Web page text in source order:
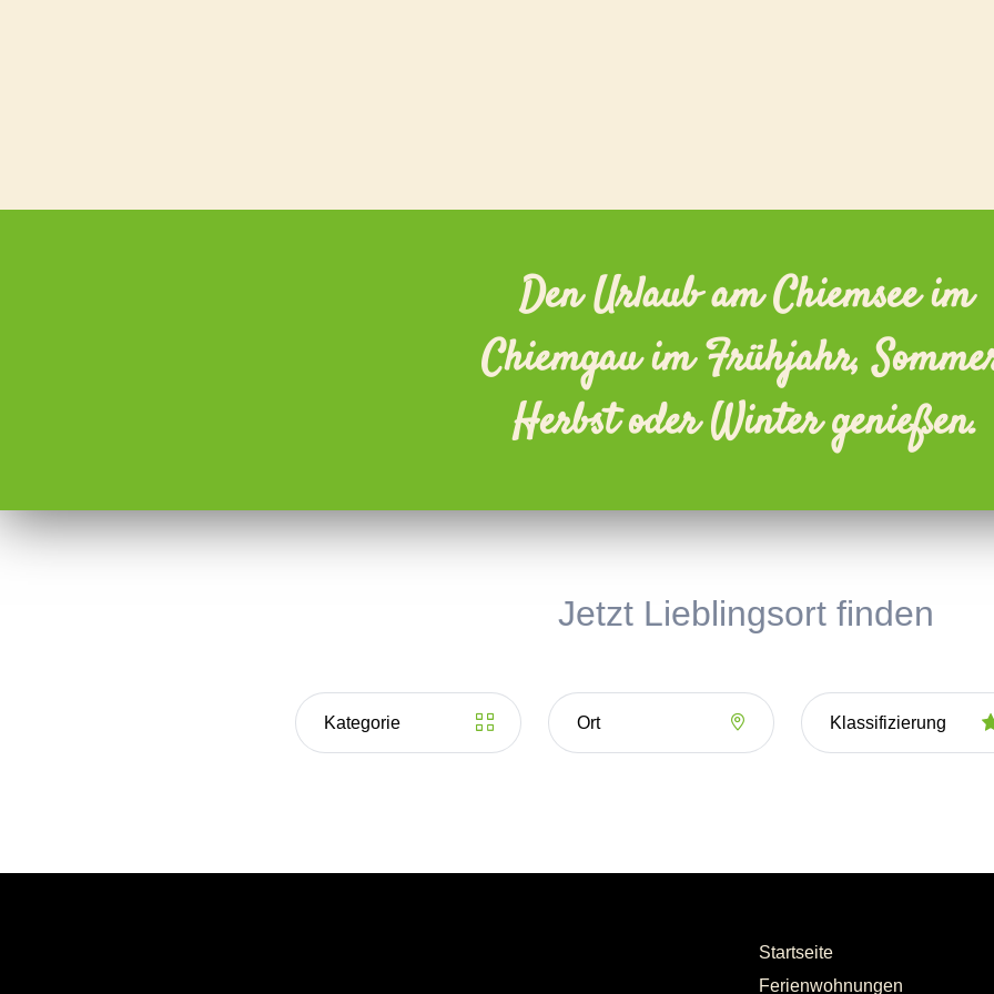
Den Urlaub am Chiemsee im
Chiemgau im Frühjahr,
Herbst oder Winter genießen.
Jetzt Lieblingsort finden
Startseite
Ferienwohnungen